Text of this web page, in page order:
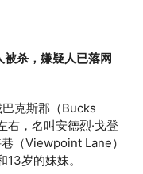
杀，嫌疑人已落网
克斯郡（Bucks
，名叫安德烈·戈登
（Viewpoint Lane）
岁的妹妹。